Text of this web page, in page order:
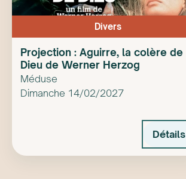
Divers
Projection : Aguirre, la colère de
Dieu de Werner Herzog
Méduse
Dimanche 14/02/2027
Détails